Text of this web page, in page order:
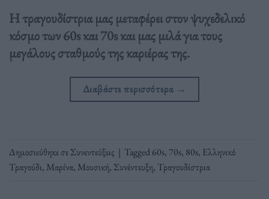
Η τραγουδίστρια μας μεταφέρει στον ψυχεδελικό
κόσμο των 60s και 70s και μας μιλά για τους
μεγάλους σταθμούς της καριέρας της.
Διαβάστε περισσότερα →
Δημοσιεύθηκε σεΣυνεντεύξεις | Tagged60s, 70s, 80s, Ελληνικό
Τραγούδι, Μαρίνα, Μουσική, Συνέντευξη, Τραγουδίστρια